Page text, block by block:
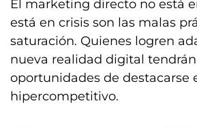
El marketing directo no está
está en crisis son las malas
saturación. Quienes logren
nueva realidad digital
oportunidades de destacarse
hipercompetitivo.